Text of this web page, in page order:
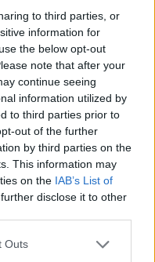
to third parties, or
information for
the below opt-out
note that after your
continue seeing
information utilized by
to third parties prior to
out of the further
by third parties on the
This information may
on the IAB’s List of
disclose it to other
Outs
vásárolt a
vett a
árfolyamon. A
2 834 279 db
ami a kibocsátott
a.
a piaci forgalom 56%-